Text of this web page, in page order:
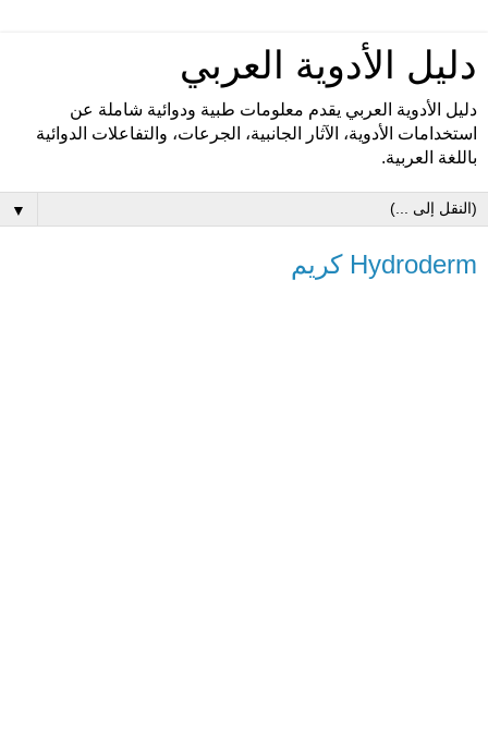
دليل الأدوية العربي
دليل الأدوية العربي يقدم معلومات طبية ودوائية شاملة عن
استخدامات الأدوية، الآثار الجانبية، الجرعات، والتفاعلات الدوائية
باللغة العربية.
▼
Hydroderm كريم